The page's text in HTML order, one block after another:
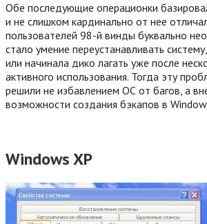
Обе последующие операционки
и не слишком кардинально от нее
пользователей 98-й винды буквально
стало умение переустанавливать
или начинала дико лагать уже после
активного использования. Тогда эту
решили не избавлением ОС от багов, а
возможности создания бэкапов в
Windows XP